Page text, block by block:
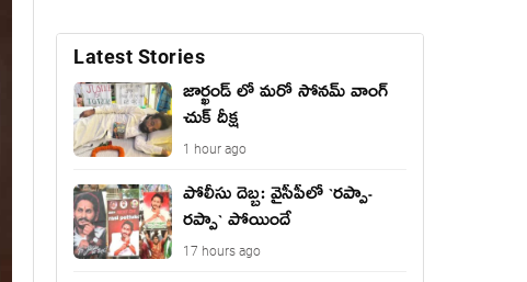
Latest Stories
జార్ఖండ్ లో మరో సోనమ్ వాంగ్
చుక్ దీక్ష
1 hour ago
పోలీసు దెబ్బ: వైసీపీలో `ర‌ప్పా-
ర‌ప్పా` పోయిందే
17 hours ago